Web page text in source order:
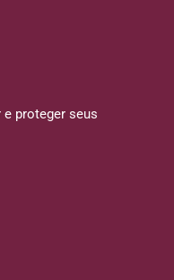
proteger seus